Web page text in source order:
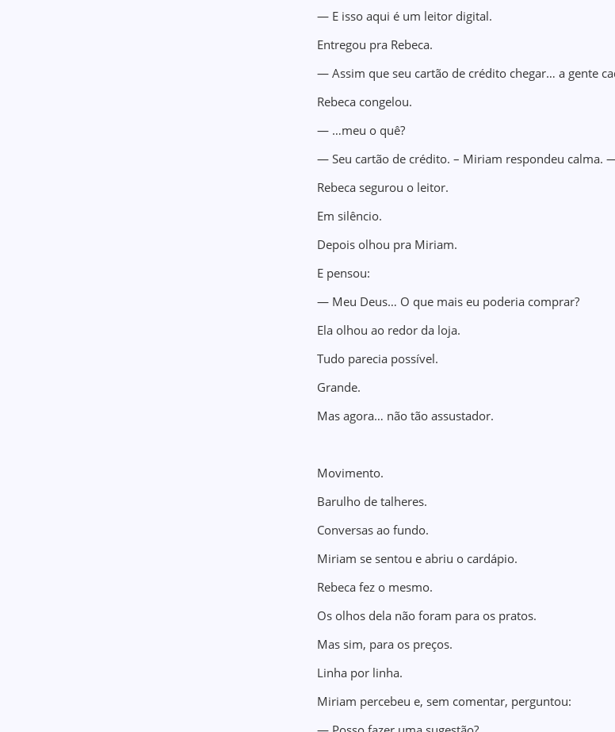
— E isso aqui é um leitor digital.
Entregou pra Rebeca.
— Assim que seu cartão de crédito chegar… a gente
Rebeca congelou.
— …meu o quê?
— Seu cartão de crédito. – Miriam respondeu calma.
Rebeca segurou o leitor.
Em silêncio.
Depois olhou pra Miriam.
E pensou:
— Meu Deus… O que mais eu poderia comprar?
Ela olhou ao redor da loja.
Tudo parecia possível.
Grande.
Mas agora… não tão assustador.
Movimento.
Barulho de talheres.
Conversas ao fundo.
Miriam se sentou e abriu o cardápio.
Rebeca fez o mesmo.
Os olhos dela não foram para os pratos.
Mas sim, para os preços.
Linha por linha.
Miriam percebeu e, sem comentar, perguntou: